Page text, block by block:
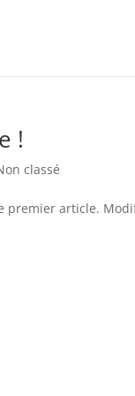
!
classé
premier article.